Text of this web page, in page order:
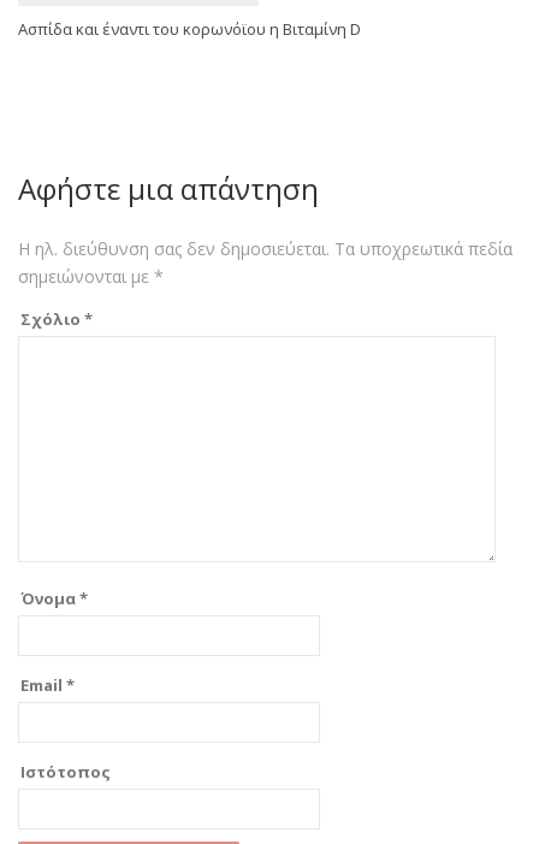
Ασπίδα και έναντι του κορωνόϊου η Βιταμίνη D
Αφήστε μια απάντηση
Η ηλ. διεύθυνση σας δεν δημοσιεύεται. Τα υποχρεωτικά πεδία
σημειώνονται με *
Σχόλιο *
Όνομα*
Email *
Ιστότοπος